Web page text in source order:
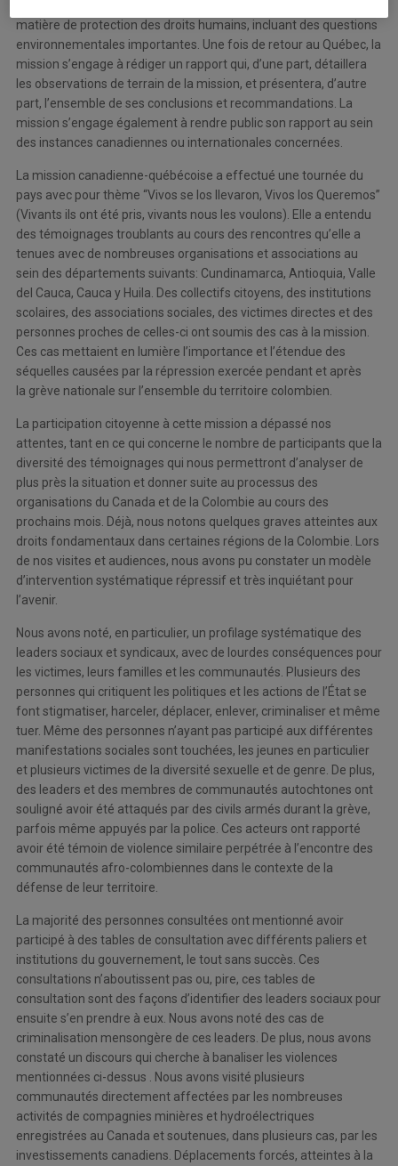
matière de protection des droits humains, incluant des questions
environnementales importantes. Une fois de retour au Québec, la
mission s’engage à rédiger un rapport qui, d’une part, détaillera
les observations de terrain de la mission, et présentera, d’autre
part, l’ensemble de ses conclusions et recommandations. La
mission s’engage également à rendre public son rapport au sein
des instances canadiennes ou internationales concernées.
La mission canadienne-québécoise a effectué une tournée du
pays avec pour thème “Vivos se los llevaron, Vivos los Queremos”
(Vivants ils ont été pris, vivants nous les voulons). Elle a entendu
des témoignages troublants au cours des rencontres qu’elle a
tenues avec de nombreuses organisations et associations au
sein des départements suivants: Cundinamarca, Antioquia, Valle
del Cauca, Cauca y Huila. Des collectifs citoyens, des institutions
scolaires, des associations sociales, des victimes directes et des
personnes proches de celles-ci ont soumis des cas à la mission.
Ces cas mettaient en lumière l’importance et l’étendue des
séquelles causées par la répression exercée pendant et après
la grève nationale sur l’ensemble du territoire colombien.
La participation citoyenne à cette mission a dépassé nos
attentes, tant en ce qui concerne le nombre de participants que la
diversité des témoignages qui nous permettront d’analyser de
plus près la situation et donner suite au processus des
organisations du Canada et de la Colombie au cours des
prochains mois. Déjà, nous notons quelques graves atteintes aux
droits fondamentaux dans certaines régions de la Colombie. Lors
de nos visites et audiences, nous avons pu constater un modèle
d’intervention systématique répressif et très inquiétant pour
l’avenir.
Nous avons noté, en particulier, un profilage systématique des
leaders sociaux et syndicaux, avec de lourdes conséquences pour
les victimes, leurs familles et les communautés. Plusieurs des
personnes qui critiquent les politiques et les actions de l’État se
font stigmatiser, harceler, déplacer, enlever, criminaliser et même
tuer. Même des personnes n’ayant pas participé aux différentes
manifestations sociales sont touchées, les jeunes en particulier
et plusieurs victimes de la diversité sexuelle et de genre. De plus,
des leaders et des membres de communautés autochtones ont
souligné avoir été attaqués par des civils armés durant la grève,
parfois même appuyés par la police. Ces acteurs ont rapporté
avoir été témoin de violence similaire perpétrée à l’encontre des
communautés afro-colombiennes dans le contexte de la
défense de leur territoire.
La majorité des personnes consultées ont mentionné avoir
participé à des tables de consultation avec différents paliers et
institutions du gouvernement, le tout sans succès. Ces
consultations n’aboutissent pas ou, pire, ces tables de
consultation sont des façons d’identifier des leaders sociaux pour
ensuite s’en prendre à eux. Nous avons noté des cas de
criminalisation mensongère de ces leaders. De plus, nous avons
constaté un discours qui cherche à banaliser les violences
mentionnées ci-dessus . Nous avons visité plusieurs
communautés directement affectées par les nombreuses
activités de compagnies minières et hydroélectriques
enregistrées au Canada et soutenues, dans plusieurs cas, par les
investissements canadiens. Déplacements forcés, atteintes à la